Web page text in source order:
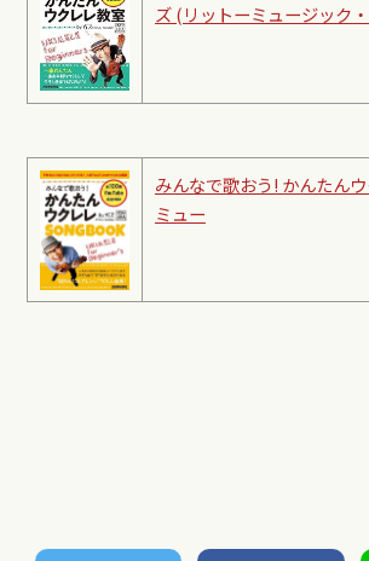
ズ (リットーミュージック
みんなで歌おう! かんたん
ミュー